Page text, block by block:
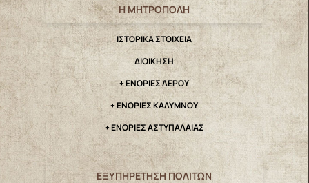
Η ΜΗΤΡΟΠΟΛΗ
IΣΤΟΡΙΚΑ ΣΤΟΙΧΕΙΑ
ΔΙΟΙΚΗΣΗ
+ ΕΝΟΡΙΕΣ ΛΕΡΟΥ
+ ΕΝΟΡΙΕΣ ΚΑΛΥΜΝΟΥ
+ ΕΝΟΡΙΕΣ ΑΣΤΥΠΑΛΑΙΑΣ
ΕΞΥΠΗΡΕΤΗΣΗ ΠΟΛΙΤΩΝ